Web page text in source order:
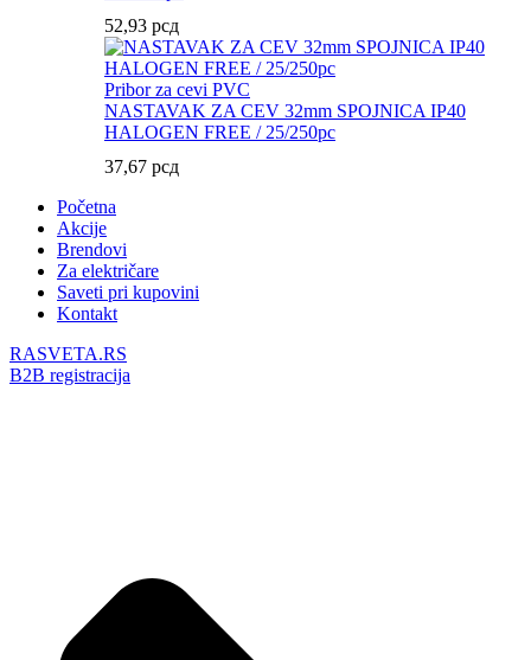
52,93 рсд
Pribor za cevi PVC
NASTAVAK ZA CEV 32mm SPOJNICA IP40
HALOGEN FREE / 25/250pc
37,67 рсд
Početna
Akcije
Brendovi
Za električare
Saveti pri kupovini
Kontakt
RASVETA.RS
B2B registracija